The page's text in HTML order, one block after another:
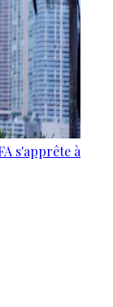
s'apprête à